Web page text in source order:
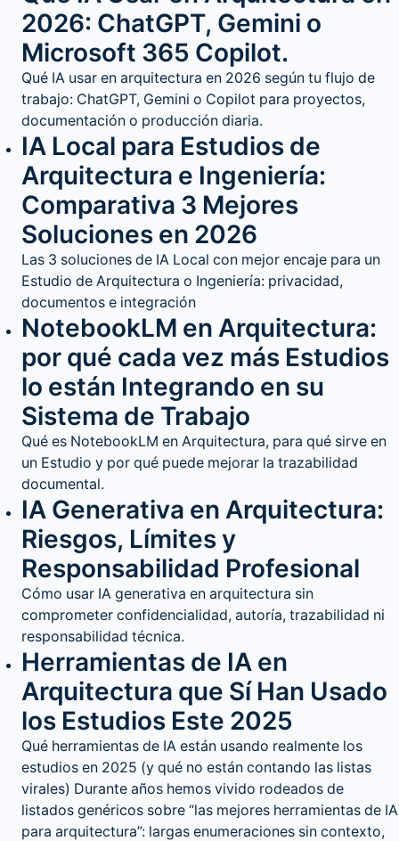
2026: ChatGPT, Gemini o
Microsoft 365 Copilot.
Qué IA usar en arquitectura en 2026 según tu flujo de
trabajo: ChatGPT, Gemini o Copilot para proyectos,
documentación o producción diaria.
IA Local para Estudios de
Arquitectura e Ingeniería:
Comparativa 3 Mejores
Soluciones en 2026
Las 3 soluciones de IA Local con mejor encaje para un
Estudio de Arquitectura o Ingeniería: privacidad,
documentos e integración
NotebookLM en Arquitectura:
por qué cada vez más Estudios
lo están Integrando en su
Sistema de Trabajo
Qué es NotebookLM en Arquitectura, para qué sirve en
un Estudio y por qué puede mejorar la trazabilidad
documental.
IA Generativa en Arquitectura:
Riesgos, Límites y
Responsabilidad Profesional
Cómo usar IA generativa en arquitectura sin
comprometer confidencialidad, autoría, trazabilidad ni
responsabilidad técnica.
Herramientas de IA en
Arquitectura que Sí Han Usado
los Estudios Este 2025
Qué herramientas de IA están usando realmente los
estudios en 2025 (y qué no están contando las listas
virales) Durante años hemos vivido rodeados de
listados genéricos sobre “las mejores herramientas de IA
para arquitectura”: largas enumeraciones sin contexto,